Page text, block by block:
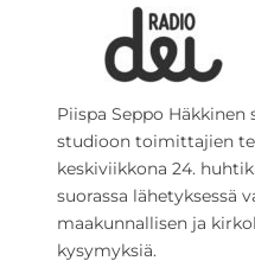
Piispa Seppo Häkkinen
studioon toimittajien
keskiviikkona 24.
suorassa lähetyksessä
maakunnallisen ja
kysymyksiä.